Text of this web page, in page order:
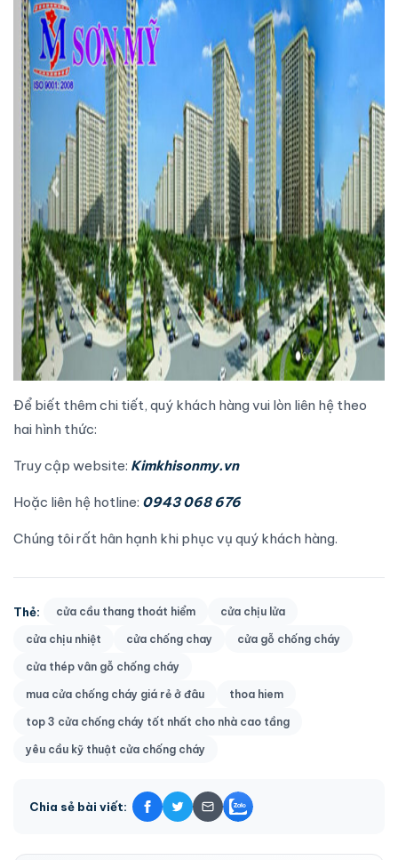
Để biết thêm chi tiết, quý khách hàng vui lòn liên hệ theo
hai hình thức:
Truy cập website: Kimkhisonmy.vn
Hoặc liên hệ hotline: 0943 068 676
Chúng tôi rất hân hạnh khi phục vụ quý khách hàng.
Thẻ: cửa cầu thang thoát hiểm cửa chịu lửa
cửa chịu nhiệt cửa chống chay cửa gỗ chống cháy
cửa thép vân gỗ chống cháy
mua cửa chống cháy giá rẻ ở đâu thoa hiem
top 3 cửa chống cháy tốt nhất cho nhà cao tầng
yêu cầu kỹ thuật cửa chống cháy
Chia sẻ bài viết: